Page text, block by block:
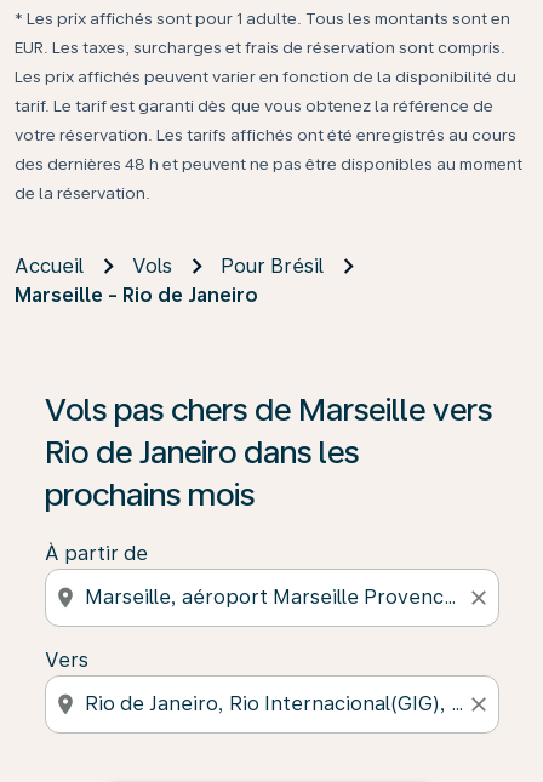
* Les prix affichés sont pour 1 adulte. Tous les montants sont en
EUR. Les taxes, surcharges et frais de réservation sont compris.
Les prix affichés peuvent varier en fonction de la disponibilité du
tarif. Le tarif est garanti dès que vous obtenez la référence de
votre réservation. Les tarifs affichés ont été enregistrés au cours
des dernières 48 h et peuvent ne pas être disponibles au moment
de la réservation.
Accueil Vols
Pour Brésil
Marseille - Rio de Janeiro
Vols pas chers de Marseille vers
Rio de Janeiro dans les
prochains mois
À partir de
location_on close
Vers
location_on close